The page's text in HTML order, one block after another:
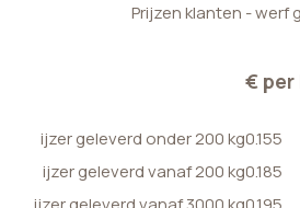
Prijzen klanten - werf
€ per
ijzer geleverd onder 200 kg0.155
ijzer geleverd vanaf 200 kg0.185